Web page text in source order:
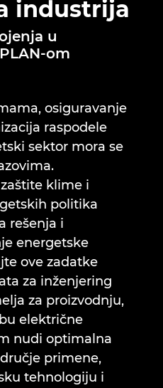
industrija
u
om
osiguravanje
raspodele
sektor mora se
klime i
politika
rešenja i
energetske
ove zadatke
za inženjering
za proizvodnju,
električne
nudi optimalna
primene,
tehnologiju i